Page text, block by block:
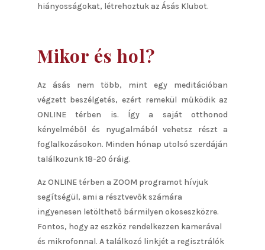
hiányosságokat, létrehoztuk az Ásás Klubot.
Mikor és hol?
Az ásás nem több, mint egy meditációban
végzett beszélgetés, ezért remekül működik az
ONLINE térben is. Így a saját otthonod
kényelméből és nyugalmából vehetsz részt a
foglalkozásokon. Minden hónap utolsó szerdáján
találkozunk 18-20 óráig.
Az ONLINE térben a ZOOM programot hívjuk
segítségül, ami a résztvevők számára
ingyenesen letölthető bármilyen okoseszközre.
Fontos, hogy az eszköz rendelkezzen kamerával
és mikrofonnal. A találkozó linkjét a regisztrálók